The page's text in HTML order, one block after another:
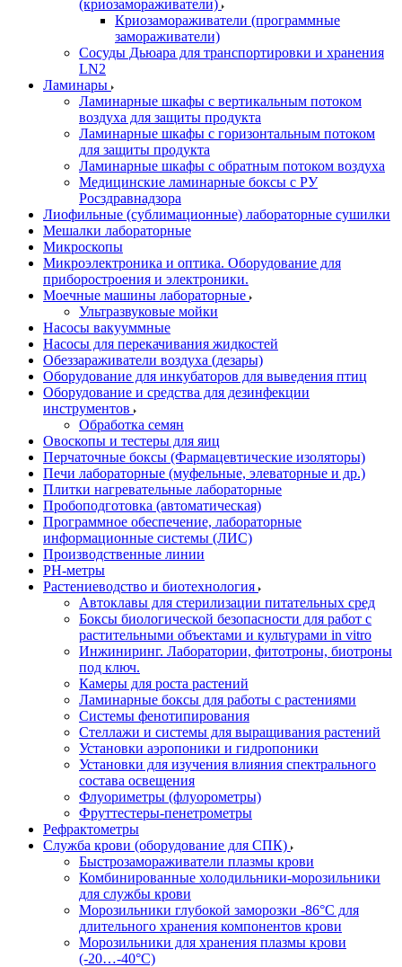
(криозамораживатели)
Криозамораживатели (программные
замораживатели)
Сосуды Дьюара для транспортировки и хранения
LN2
Ламинары
Ламинарные шкафы с вертикальным потоком
воздуха для защиты продукта
Ламинарные шкафы с горизонтальным потоком
для защиты продукта
Ламинарные шкафы с обратным потоком воздуха
Медицинские ламинарные боксы с РУ
Росздравнадзора
Лиофильные (сублимационные) лабораторные сушилки
Мешалки лабораторные
Микроскопы
Микроэлектроника и оптика. Оборудование для
приборостроения и электроники.
Моечные машины лабораторные
Ультразвуковые мойки
Насосы вакууммные
Насосы для перекачивания жидкостей
Обеззараживатели воздуха (дезары)
Оборудование для инкубаторов для выведения птиц
Оборудование и средства для дезинфекции
инструментов
Обработка семян
Овоскопы и тестеры для яиц
Перчаточные боксы (Фармацевтические изоляторы)
Печи лабораторные (муфельные, элеваторные и др.)
Плитки нагревательные лабораторные
Пробоподготовка (автоматическая)
Программное обеспечение, лабораторные
информационные системы (ЛИС)
Производственные линии
РH-метры
Растениеводство и биотехнология
Автоклавы для стерилизации питательных сред
Боксы биологической безопасности для работ с
растительными объектами и культурами in vitro
Инжиниринг. Лаборатории, фитотроны, биотроны
под ключ.
Камеры для роста растений
Ламинарные боксы для работы с растениями
Системы фенотипирования
Стеллажи и системы для выращивания растений
Установки аэропоники и гидропоники
Установки для изучения влияния спектрального
состава освещения
Флуориметры (флуорометры)
Фруттестеры-пенетрометры
Рефрактометры
Служба крови (оборудование для СПК)
Быстрозамораживатели плазмы крови
Комбинированные холодильники-морозильники
для службы крови
Морозильники глубокой заморозки -86°С для
длительного хранения компонентов крови
Морозильники для хранения плазмы крови
(-20…-40°С)